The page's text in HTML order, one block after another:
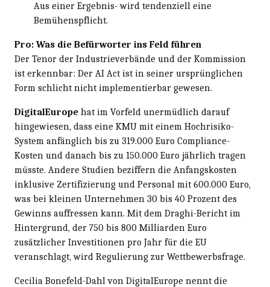
Aus einer Ergebnis- wird tendenziell eine
Bemühenspflicht.
Pro: Was die Befürworter ins Feld führen
Der Tenor der Industrieverbände und der Kommission
ist erkennbar: Der AI Act ist in seiner ursprünglichen
Form schlicht nicht implementierbar gewesen.
DigitalEurope hat im Vorfeld unermüdlich darauf
hingewiesen, dass eine KMU mit einem Hochrisiko-
System anfänglich bis zu 319.000 Euro Compliance-
Kosten und danach bis zu 150.000 Euro jährlich tragen
müsste. Andere Studien beziffern die Anfangskosten
inklusive Zertifizierung und Personal mit 600.000 Euro,
was bei kleinen Unternehmen 30 bis 40 Prozent des
Gewinns auffressen kann. Mit dem Draghi-Bericht im
Hintergrund, der 750 bis 800 Milliarden Euro
zusätzlicher Investitionen pro Jahr für die EU
veranschlagt, wird Regulierung zur Wettbewerbsfrage.
Cecilia Bonefeld-Dahl von DigitalEurope nennt die